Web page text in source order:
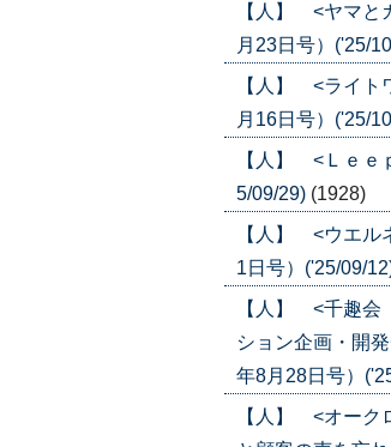
【人】 <ヤマと
月23日号）('25/
【人】 <ライト
月16日号）('25/
【人】 <Ｌｅｅ
5/09/29) (1928)
【人】 <ウエル
1日号）('25/09/
【人】 <千趣
ション企画・開
年8月28日号）
【人】 <オーク